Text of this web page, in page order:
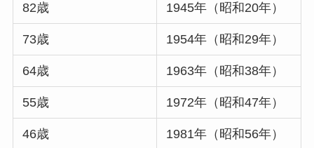
82歳 1945年（昭和20年）
73歳 1954年（昭和29年）
64歳 1963年（昭和38年）
55歳 1972年（昭和47年）
46歳 1981年（昭和56年）